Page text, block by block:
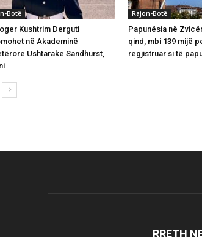
Botë
Kushtrim Derguti
në Akademinë
Ushtarake Sandhurst,
Rajon-Botë
Papunësia në
qind, mbi 139 mijë
regjistruar si të
RRETH